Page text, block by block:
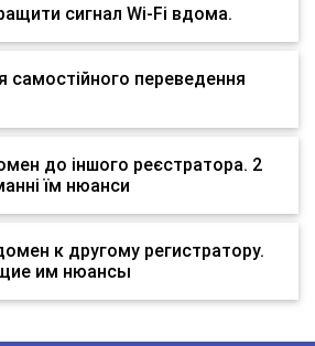
сигнал Wi-Fi вдома.
самостійного переведення
до іншого реєстратора. 2
їм нюанси
к другому регистратору.
им нюансы